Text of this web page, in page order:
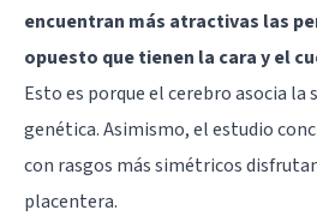
encuentran más atractivas las
opuesto que tienen la cara y el
Esto es porque el cerebro asocia la
genética. Asimismo, el estudio
con rasgos más simétricos
placentera.